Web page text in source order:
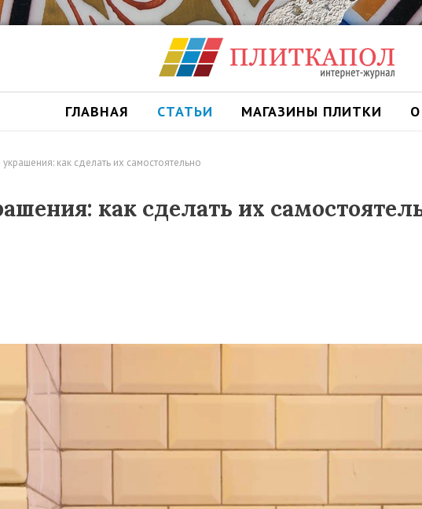
ГЛАВНАЯ СТАТЬИ МАГАЗИНЫ ПЛИТКИ
как сделать их самостоятельно
как сделать их